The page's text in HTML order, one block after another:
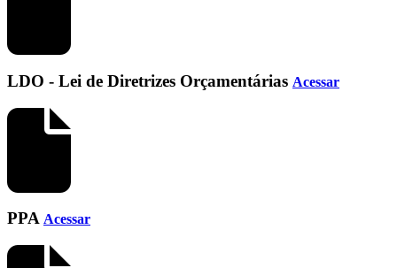
LDO - Lei de Diretrizes Orçamentárias Acessar
PPA Acessar